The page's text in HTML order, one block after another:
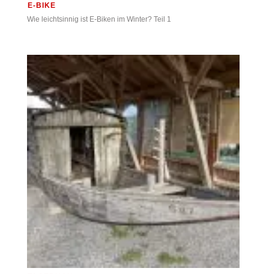
E-BIKE
Wie leichtsinnig ist E-Biken im Winter? Teil 1